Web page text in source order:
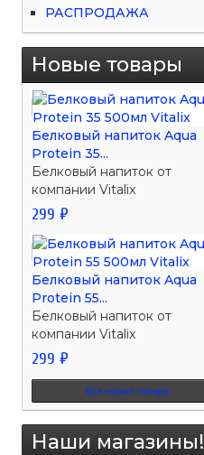
РАСПРОДАЖА
Новые товары
Белковый напиток Aqua
Protein 35...
Белковый напиток от
компании Vitalix
299 ₽
Белковый напиток Aqua
Protein 55...
Белковый напиток от
компании Vitalix
299 ₽
Все новые товары
Наши магазины!